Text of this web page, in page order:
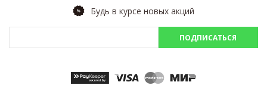
Будь в курсе новых акций
ПОДПИСАТЬСЯ